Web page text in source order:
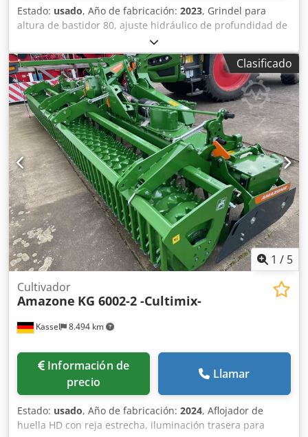
Estado: usado, Año de fabricación: 2023, Grindel para
altura de bastidor 80, ajuste hidráulico de profundidad de
trabajo, cuerpos de arado STW 35, 1 par de rejas de arado
430, 1 par de puntas de reja HD, 1 par de chapas
insertables para STW 35, 1 par de soportes para rueda de
disco, rueda de disco D 500 dentada y con suspensión,
preparación para Be Djdpfx Aisrxtbiefskr
Clasificado
1 / 5
Kassel 8.494 km
Cultivador
Amazone KG 6002-2 -Cultimix-
Información de
precio
Llamar
Estado: usado, Año de fabricación: 2024, Aflojador de
huella HD con reja estrecha, iluminación trasera para